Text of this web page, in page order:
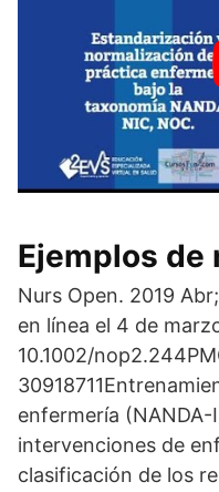
Ejemplos de
Nurs Open. 2019
en línea el 4 de
10.1002/
enfermería
intervenciones de
clasificación de los